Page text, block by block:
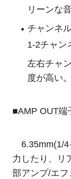
リーンな
チャンネ
1-2チャン
左右チャ
度が高い
■AMP OUT端
6.35mm(1/4
力したり、
部アンプ/エ